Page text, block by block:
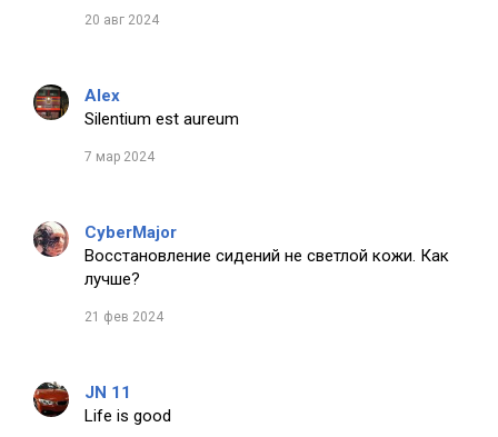
20 авг 2024
Alex
Silentium est aureum
7 мар 2024
CyberMajor
Восстановление сидений не светлой кожи. Как
лучше?
21 фев 2024
JN 11
Life is good